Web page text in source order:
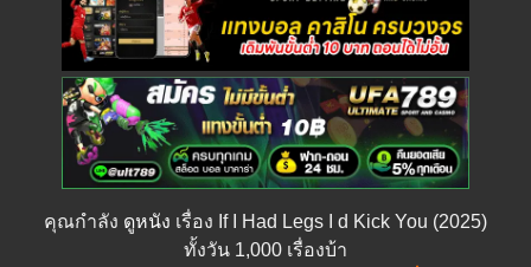
คุณกำลัง ดูหนัง เรื่อง If I Had Legs I d Kick You (2025)
ทั้งวัน 1,000 เรื่องบ้า